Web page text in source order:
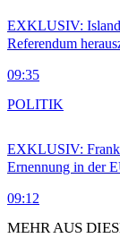
EXKLUSIV: Island
Referendum
09:35
EXKLUSIV:
Ernennung in der
09:12
POLITIK
MEHR AUS